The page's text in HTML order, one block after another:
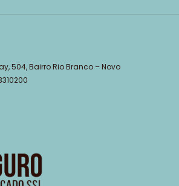
504, Bairro Rio Branco – Novo